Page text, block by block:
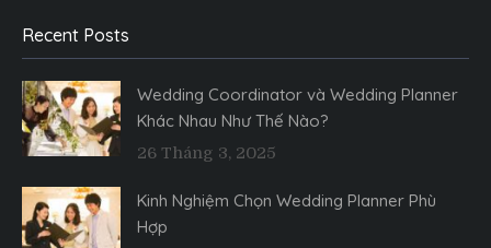
Recent Posts
Wedding Coordinator và Wedding Planner
Khác Nhau Như Thế Nào?
26 Tháng 3, 2025
Kinh Nghiệm Chọn Wedding Planner Phù
Hợp